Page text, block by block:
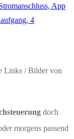
App
4
Links / Bilder von
doch
morgens passend